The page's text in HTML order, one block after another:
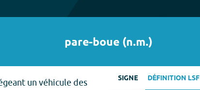
pare-boue(n.m.)
un véhicule des
SIGNE DÉFINITION LSF